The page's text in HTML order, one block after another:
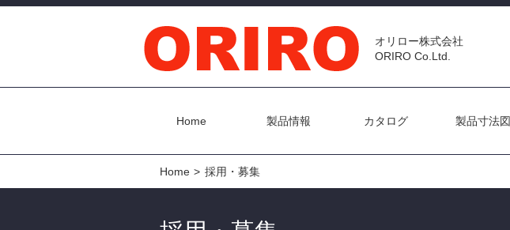
オリロー株式会社
ORIRO Co.Ltd.
Home 製品情報 カタログ 製品寸法図
Home 採用・募集